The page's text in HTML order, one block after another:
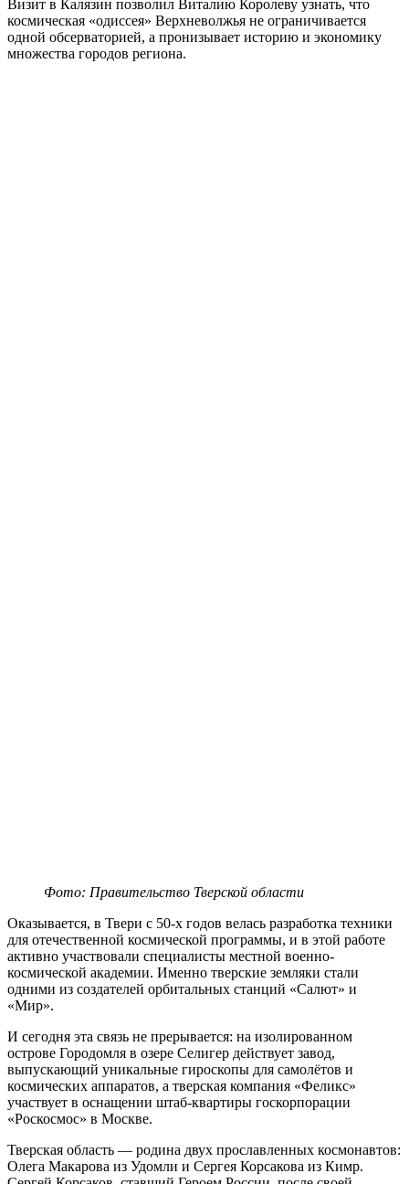
Визит в Калязин позволил Виталию Королеву узнать, что
космическая «одиссея» Верхневолжья не ограничивается
одной обсерваторией, а пронизывает историю и экономику
множества городов региона.
Фото: Правительство Тверской области
Оказывается, в Твери с 50-х годов велась разработка техники
для отечественной космической программы, и в этой работе
активно участвовали специалисты местной военно-
космической академии. Именно тверские земляки стали
одними из создателей орбитальных станций «Салют» и
«Мир».
И сегодня эта связь не прерывается: на изолированном
острове Городомля в озере Селигер действует завод,
выпускающий уникальные гироскопы для самолётов и
космических аппаратов, а тверская компания «Феликс»
участвует в оснащении штаб-квартиры госкорпорации
«Роскосмос» в Москве.
Тверская область — родина двух прославленных космонавтов:
Олега Макарова из Удомли и Сергея Корсакова из Кимр.